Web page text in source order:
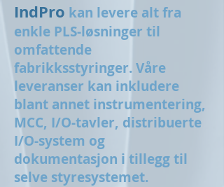
IndPro kan levere alt fra
enkle PLS-løsninger til
omfattende
fabrikksstyringer. Våre
leveranser kan inkludere
blant annet instrumentering,
MCC, I/O-tavler, distribuerte
I/O-system og
dokumentasjon i tillegg til
selve styresystemet.